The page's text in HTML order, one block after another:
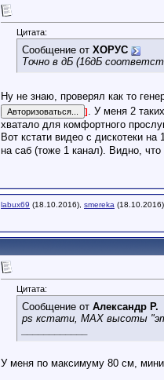
Цитата:
Сообщение от ХОРУС
Точно в дБ (16дБ
Ну не знаю, проверял как то
] . У меня 2
хватало для комфортного
Вот кстати видео с дискотеки
на саб (тоже 1 канал). Видно,
labux69 (18.10.2016), smereka (18.10.2016)
Цитата:
Сообщение от Александр Р.
ps кстати, МАХ высоты
У меня по максимуму 80 см,